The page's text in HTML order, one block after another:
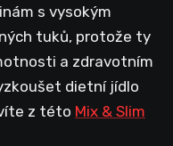
s vysokým
tuků, protože ty
a zdravotním
dietní jídlo
z této Mix & Slim